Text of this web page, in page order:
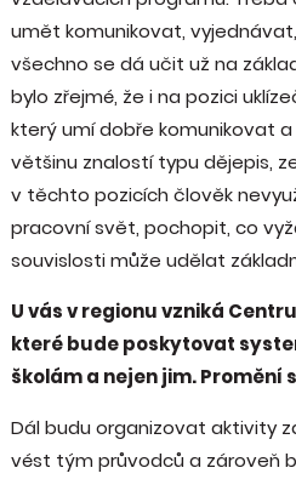
umět komunikovat,
všechno se dá učit už na
bylo zřejmé, že i na pozici
který umí dobře komunikovat
většinu znalostí typu dějepis,
v těchto pozicích člověk
pracovní svět, pochopit, co
souvislosti může udělat
U vás v regionu vzniká
které bude poskytovat
školám a nejen jim. Promění
Dál budu organizovat aktivity
vést tým průvodců a zároveň